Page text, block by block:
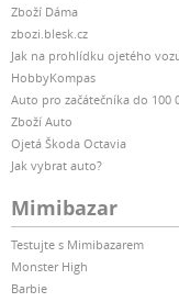
Zboží Dáma
zbozi.blesk.cz
Jak na prohlídku ojetého
HobbyKompas
Auto pro začátečníka do 100
Zboží Auto
Ojetá Škoda Octavia
Jak vybrat auto?
Mimibazar
Testujte s Mimibazarem
Monster High
Barbie